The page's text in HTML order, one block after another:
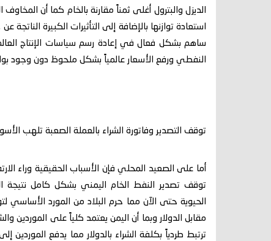
الديزل والبترول أغلى ثمناً مقارنة بالخام كما أن
استعادة توازنها بالإضافة إلى التأثيرات الكبيرة
ساهم بشكل فعال في إعادة رسم سياسات الإنتاج
النفطي ورفع الأسعار عالمياً بشكل ملحوظ دون وجود
​توقف التصدير وفاتورة الشراء بالعملة الصعبة تلهب
​أما على الصعيد المحلي فإن الأسباب الحقيقية وراء
توقف تصدير النفط الخام اليمني بشكل كامل نتيجة
الحيوية حتى الآن مما حرم البلاد من المورد الأساسي
مقابل الدولار وبما أن اليمن يعتمد كلياً على الموردين
ترتبط طردياً بكلفة الشراء بالدولار مما يدفع